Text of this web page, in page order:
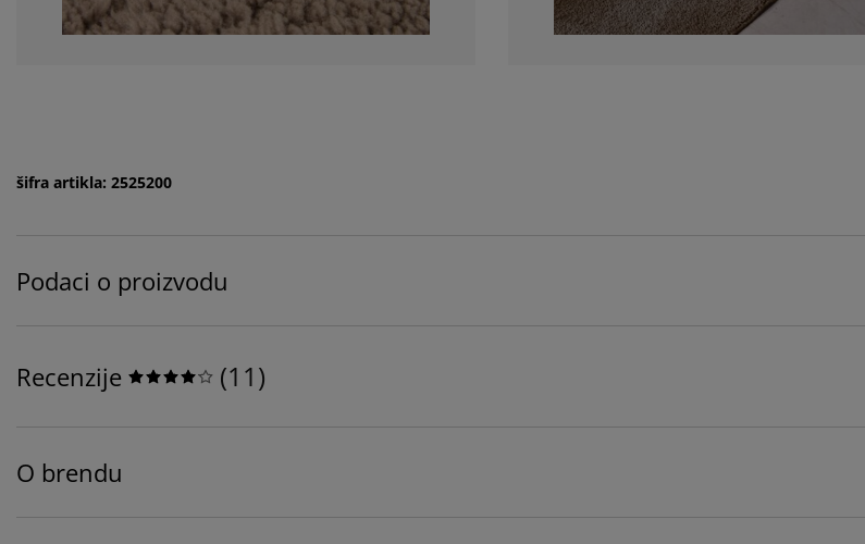
šifra artikla: 2525200
Podaci o proizvodu
Recenzije (11)
O brendu